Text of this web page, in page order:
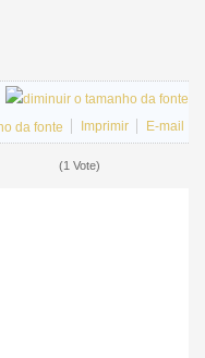
Imprimir
E-mail
(1 Vote)